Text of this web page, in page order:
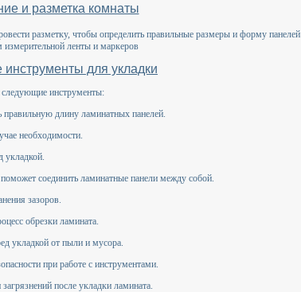
и разметка комнаты
разметку, чтобы определить правильные размеры и форму панелей
измерительной ленты и маркеров
для укладки
следующие инструменты:
длину ламинатных панелей.
необходимости.
укладкой.
соединить ламинатные панели между собой.
зазоров.
обрезки ламината.
укладкой от пыли и мусора.
при работе с инструментами.
после укладки ламината.